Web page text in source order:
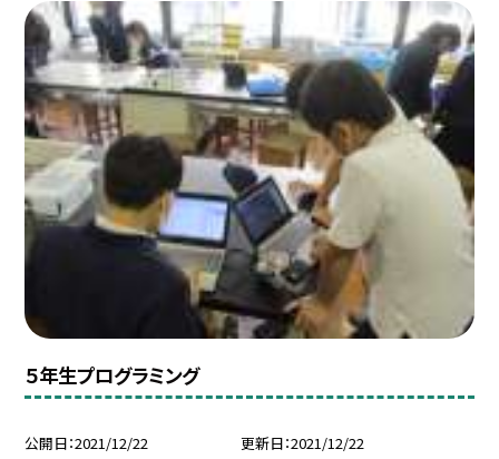
５年生プログラミング
公開日 2021/12/22 更新日 2021/12/22